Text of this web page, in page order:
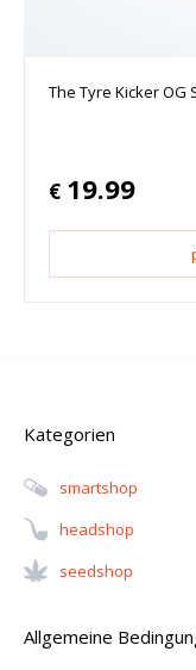
The Tyre Kicker OG
€ 19.99
Kategorien
Smartshop
Headshop
Seedshop
Allgemeine